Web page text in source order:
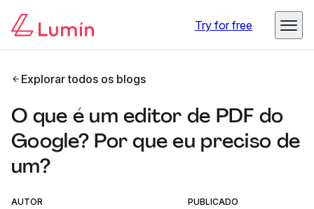
Try for free
Explorar todos os blogs
O que é um editor de PDF do
Google? Por que eu preciso de
um?
AUTOR PUBLICADO